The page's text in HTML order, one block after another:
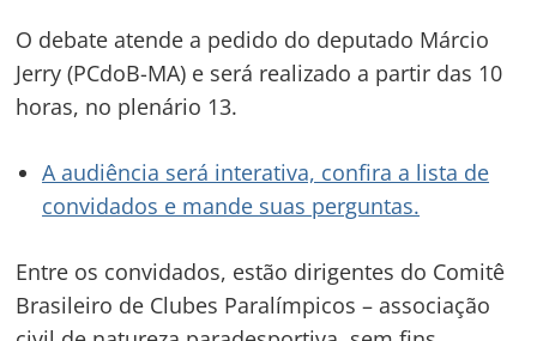
O debate atende a pedido do deputado Márcio
Jerry (PCdoB-MA) e será realizado a partir das 10
horas, no plenário 13.
A audiência será interativa, confira a lista de
convidados e mande suas perguntas.
Entre os convidados, estão dirigentes do Comitê
Brasileiro de Clubes Paralímpicos – associação